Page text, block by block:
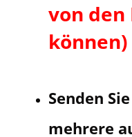
von
können)
Senden
mehrere